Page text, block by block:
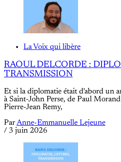
La Voix qui libère
RAOUL DELCORDE :
TRANSMISSION
Et si la diplomatie était d'abord un
à Saint-John Perse, de Paul
Pierre-Jean Remy,
ParAnne-Emmanuelle Lejeune
/ 3 juin 2026